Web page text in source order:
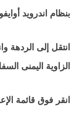
بنظام اندرويد
انتقل إلى الردهة
الزاوية اليمنى
انقر فوق قائمة